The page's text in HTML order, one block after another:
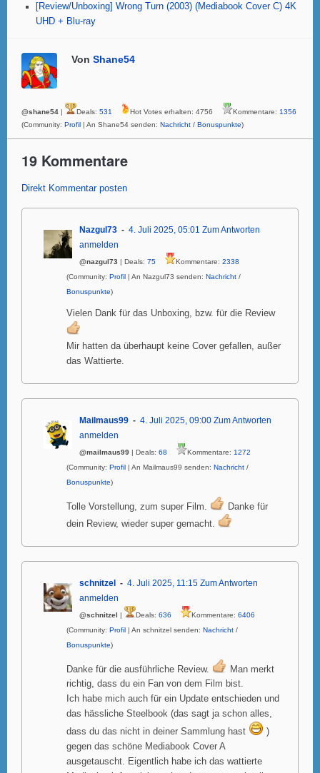
[Review/Unboxing] Wrong Turn (2003) (Mediabook Cover C) 4K
UHD + Blu-ray
Von Shane54
@shane54 | Deals: 531 Hot Votes erhalten: 4756 Kommentare: 1356
(Community: Profil | An Shane54 senden: Nachricht / Bonuspunkte)
19 Kommentare
Direkt Kommentar posten
Nazgul73 4. Juli 2025, 05:01 Zum Antworten
anmelden
@nazgul73 | Deals: 75 Kommentare: 2338
(Community: Profil | An Nazgul73 senden: Nachricht /
Bonuspunkte)
Vielen Dank für das Unboxing, bzw. für die Review
Mir hatten da überhaupt keine Cover gefallen, außer
das Wattierte.
Mailmaus99 4. Juli 2025, 09:00 Zum Antworten
anmelden
@mailmaus99 | Deals: 68 Kommentare: 1272
(Community: Profil | An Mailmaus99 senden: Nachricht /
Bonuspunkte)
Tolle Vorstellung, zum super Film.
Danke für
dein Review, wieder super gemacht.
schnitzel 4. Juli 2025, 11:15 Zum Antworten
anmelden
@schnitzel | Deals: 636 Kommentare: 6406
(Community: Profil | An schnitzel senden: Nachricht /
Bonuspunkte)
Danke für die ausführliche Review.
Man merkt
richtig, dass du ein Fan von dem Film bist.
Ich habe mich auch für ein Update entschieden und
das hässliche Steelbook (das sagt ja schon alles,
dass du das nicht in deiner Sammlung hast
)
gegen das schöne Mediabook Cover A
ausgetauscht. Eigentlich habe ich das wattierte